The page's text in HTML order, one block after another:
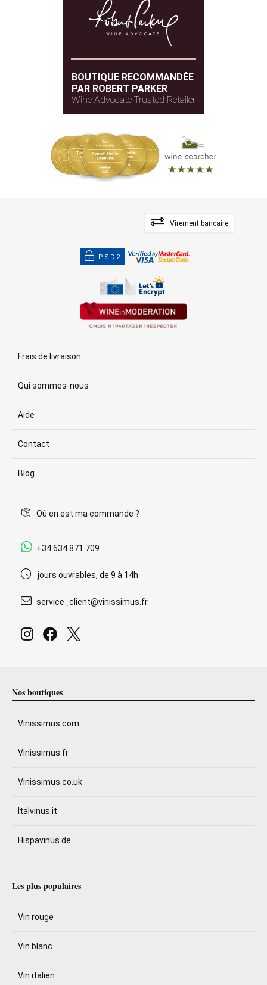
BOUTIQUE RECOMMANDÉE
PAR ROBERT PARKER
Wine Advocate Trusted Retailer
Virement bancaire
PSD2
Frais de livraison
Qui sommes-nous
Aide
Contact
Blog
Où en est ma commande ?
+34 634 871 709
jours ouvrables, de 9 à 14h
service_client@vinissimus.fr
Nos boutiques
Vinissimus.com
Vinissimus.fr
Vinissimus.co.uk
Italvinus.it
Hispavinus.de
Les plus populaires
Vin rouge
Vin blanc
Vin italien